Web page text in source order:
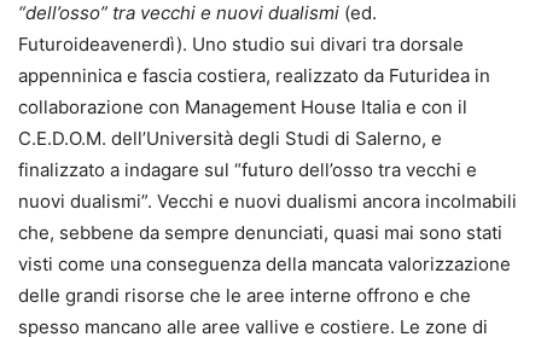
“dell’osso” tra vecchi e nuovi dualismi (ed.
Futuroideavenerdì). Uno studio sui divari tra dorsale
appenninica e fascia costiera, realizzato da Futuridea in
collaborazione con Management House Italia e con il
C.E.D.O.M. dell’Università degli Studi di Salerno, e
finalizzato a indagare sul “futuro dell’osso tra vecchi e
nuovi dualismi”. Vecchi e nuovi dualismi ancora incolmabili
che, sebbene da sempre denunciati, quasi mai sono stati
visti come una conseguenza della mancata valorizzazione
delle grandi risorse che le aree interne offrono e che
spesso mancano alle aree vallive e costiere. Le zone di